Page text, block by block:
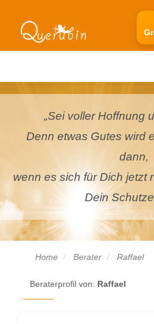
„Sei voller Hoffnung
Denn etwas Gutes wird
dann,
wenn es sich für Dich jetzt
Dein
Home Berater Raffael
Beraterprofil von: Raffael